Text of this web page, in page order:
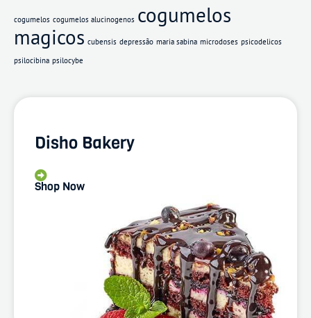
cogumelos cogumelos alucinogenos cogumelos
magicos cubensis depressão maria sabina microdoses psicodelicos
psilocibina psilocybe
Disho Bakery
Shop Now